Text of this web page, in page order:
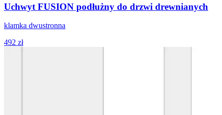
Uchwyt FUSION podłużny do drzwi drewnianych
klamka dwustronna
492 zł